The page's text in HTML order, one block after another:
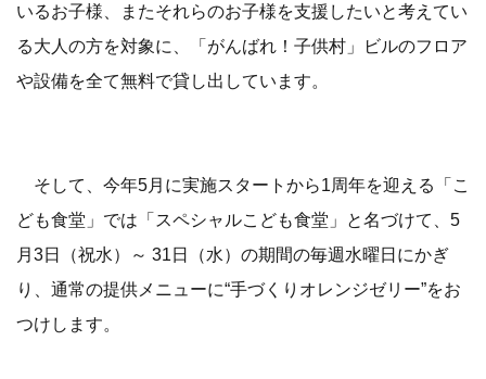
いるお子様、またそれらのお子様を支援したいと考えてい
る大人の方を対象に、「がんばれ！子供村」ビルのフロア
や設備を全て無料で貸し出しています。
そして、今年5月に実施スタートから1周年を迎える「こ
ども食堂」では「スペシャルこども食堂」と名づけて、5
月3日（祝水）～ 31日（水）の期間の毎週水曜日にかぎ
り、通常の提供メニューに“手づくりオレンジゼリー”をお
つけします。